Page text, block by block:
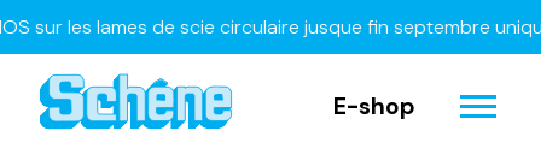
les lames de scie circulaire jusque fin septembre
E-shop